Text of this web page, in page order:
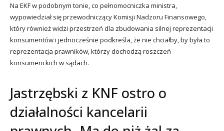
Na EKF w podobnym tonie, co pełnomocniczka ministra,
wypowiedział się przewodniczący Komisji Nadzoru Finansowego,
który również widzi przestrzeń dla zbudowania silnej reprezentacji
konsumentów i jednocześnie podkreśla, że nie chciałby, by była to
reprezentacja prawników, którzy dochodzą roszczeń
konsumenckich w sądach.
Jastrzębski z KNF ostro o
działalności kancelarii